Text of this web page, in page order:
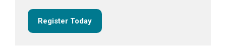
Register Today